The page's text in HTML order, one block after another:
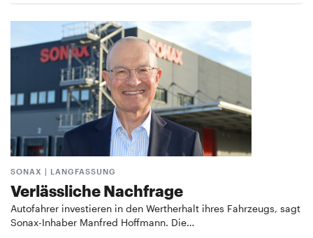
SONAX | LANGFASSUNG
Verlässliche Nachfrage
Autofahrer investieren in den Wertherhalt ihres Fahrzeugs, sagt
Sonax-Inhaber Manfred Hoffmann. Die…